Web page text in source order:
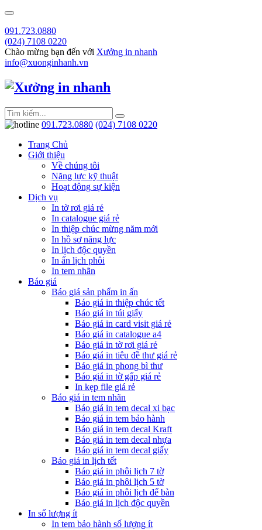
091.723.0880
(024) 7108 0220
Chào mừng bạn đến với Xưởng in nhanh
info@xuonginhanh.vn
091.723.0880 (024) 7108 0220
Trang Chủ
Giới thiệu
Về chúng tôi
Năng lực kỹ thuật
Hoạt động sự kiện
Dịch vụ
In tờ rơi giá rẻ
In catalogue giá rẻ
In thiệp chúc mừng năm mới
In hồ sơ năng lực
In lịch độc quyền
In ấn lịch phôi
In tem nhãn
Báo giá
Báo giá sản phẩm in ấn
Báo giá in thiệp chúc tết
Báo giá in túi giấy
Báo giá in card visit giá rẻ
Báo giá in catalogue a4
Báo giá in tờ rơi giá rẻ
Báo giá in tiêu đề thư giá rẻ
Báo giá in phong bì thư
Báo giá in tờ gấp giá rẻ
In kẹp file giá rẻ
Báo giá in tem nhãn
Báo giá in tem decal xi bạc
Báo giá in tem bảo hành
Báo giá in tem decal Kraft
Báo giá in tem decal nhựa
Báo giá in tem decal giấy
Báo giá in lịch tết
Báo giá in phôi lịch 7 tờ
Báo giá in phôi lịch 5 tờ
Báo giá in phôi lịch để bàn
Báo giá in lịch độc quyền
In số lượng ít
In tem bảo hành số lượng ít